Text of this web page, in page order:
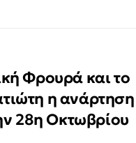
Φρουρά και το
η ανάρτηση
28η Οκτωβρίου